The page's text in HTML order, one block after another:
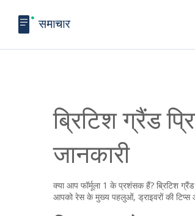
ब्रिटिश ग्रैंड
जानकारी
क्या आप फॉर्मूला 1 के प्रशंसक हैं? ब्रिटिश
आपको रेस के मुख्य पहलुओं, ड्राइवरों की टिप्स